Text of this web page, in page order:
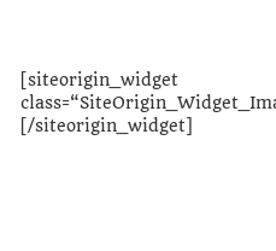
[siteorigin_widget
[/siteorigin_widget]